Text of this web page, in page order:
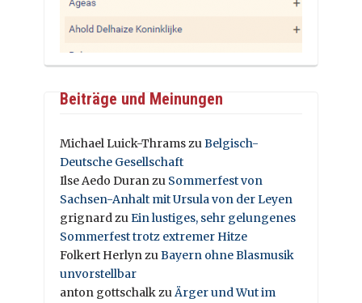
Beiträge und Meinungen
Michael Luick-ThramszuBelgisch-
Deutsche Gesellschaft
Ilse Aedo Duranzu Sommerfest von
Sachsen-Anhalt mit Ursula von der Leyen
grignardzuEin lustiges, sehr gelungenes
Sommerfest trotz extremer Hitze
Folkert HerlynzuBayern ohne Blasmusik
unvorstellbar
anton gottschalkzuÄrger und Wut im